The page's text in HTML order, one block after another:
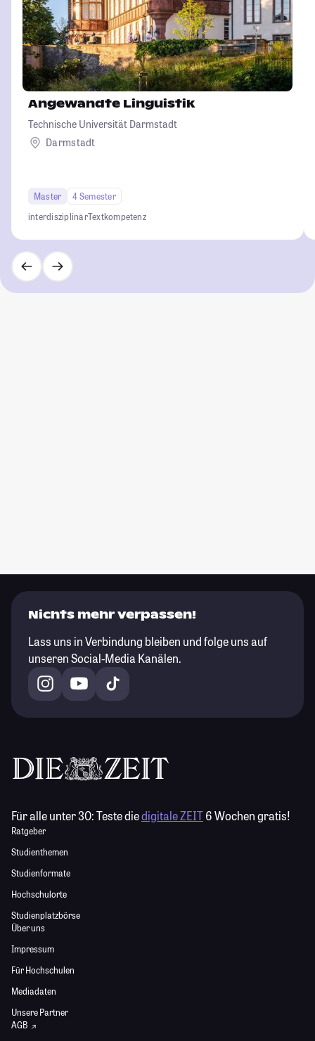
Angewandte Linguistik
Technische Universität Darmstadt
Darmstadt
Master
4 Semester
interdisziplinärTextkompetenz
Nichts mehr verpassen!
Lass uns in Verbindung bleiben und folge uns auf
unseren Social-Media Kanälen.
Für alle unter 30:Teste diedigitale ZEIT6 Wochen gratis!
Ratgeber
Studienthemen
Studienformate
Hochschulorte
Studienplatzbörse
Über uns
Impressum
Für Hochschulen
Mediadaten
Unsere Partner
AGB